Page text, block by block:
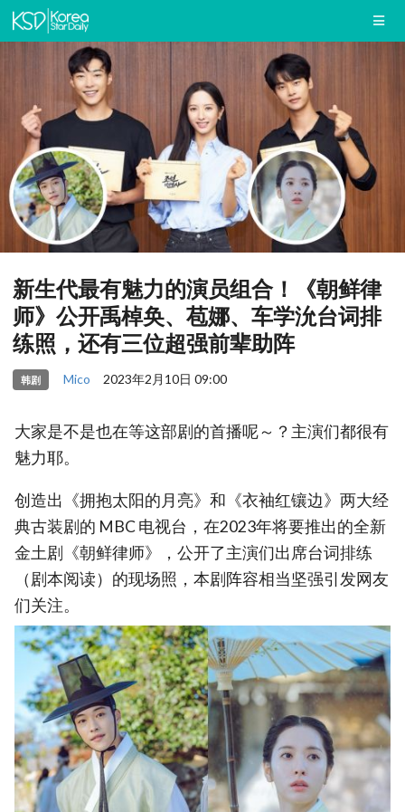
新生代最有魅力的演员组合！《朝鲜律
师》公开禹棹奂、苞娜、车学沇台词排
练照，还有三位超强前辈助阵
韩剧 Mico 2023年2月10日 09:00
大家是不是也在等这部剧的首播呢～？主演们都很有
魅力耶。
创造出《拥抱太阳的月亮》和《衣袖红镶边》两大经
典古装剧的 MBC 电视台，在2023年将要推出的全新
金土剧《朝鲜律师》，公开了主演们出席台词排练
（剧本阅读）的现场照，本剧阵容相当坚强引发网友
们关注。